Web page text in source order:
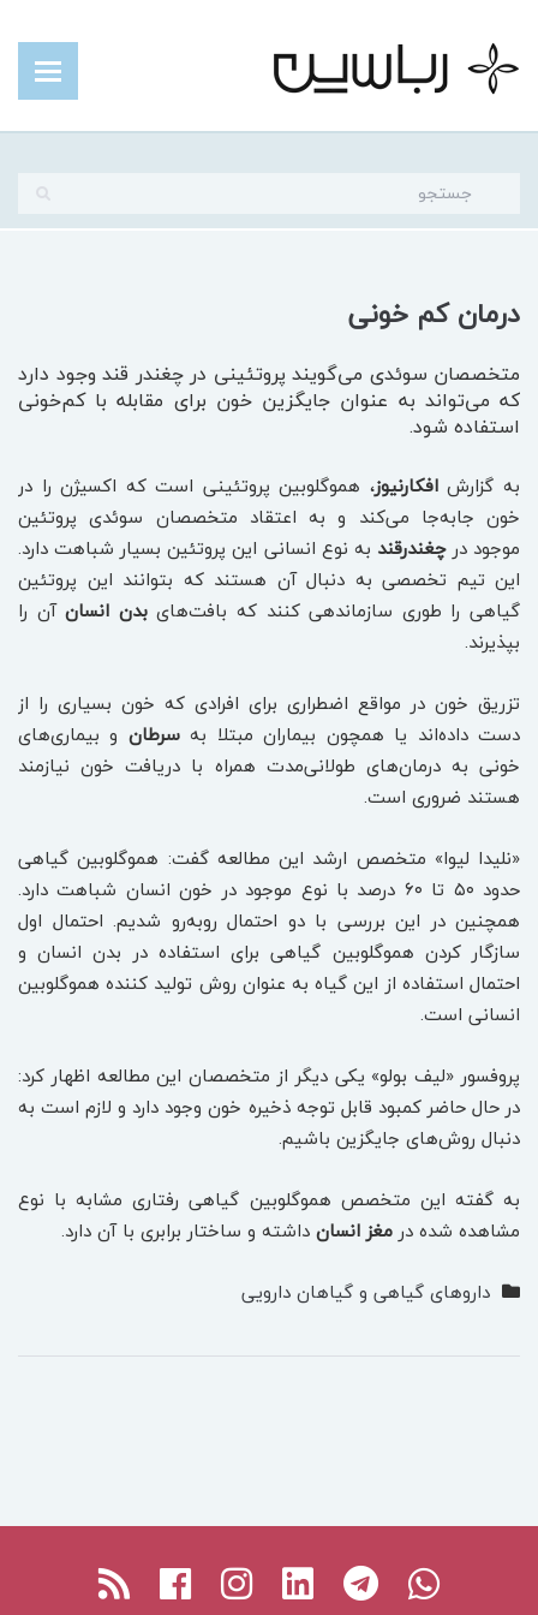
درمان کم خونی
متخصصان سوئدی می‌گویند پروتئینی در چغندر قند وجود دارد
که می‌تواند به عنوان جایگزین خون برای مقابله با کم‌خونی
استفاده شود.
به گزارشافکارنیوز، هموگلوبین پروتئینی است که اکسیژن را در
خون جابه‌جا می‌کند و به اعتقاد متخصصان سوئدی پروتئین
موجود درچغندرقند به نوع انسانی این پروتئین بسیار شباهت دارد.
این تیم تخصصی به دنبال آن هستند که بتوانند این پروتئین
گیاهی را طوری سازماندهی کنند که بافت‌هایبدن انسانآن را
بپذیرند.
تزریق خون در مواقع اضطراری برای افرادی که خون بسیاری را از
دست داده‌اند یا همچون بیماران مبتلا بهسرطان و بیماری‌های
خونی به درمان‌های طولانی‌مدت همراه با دریافت خون نیازمند
هستند ضروری است.
«نلیدا لیوا» متخصص ارشد این مطالعه گفت: هموگلوبین گیاهی
حدود ۵۰ تا ۶۰ درصد با نوع موجود در خون انسان شباهت دارد.
همچنین در این بررسی با دو احتمال روبه‌رو شدیم. احتمال اول
سازگار کردن هموگلوبین گیاهی برای استفاده در بدن انسان و
احتمال استفاده از این گیاه به عنوان روش تولید کننده هموگلوبین
انسانی است.
پروفسور «لیف بولو» یکی دیگر از متخصصان این مطالعه اظهار کرد:
در حال حاضر کمبود قابل توجه ذخیره خون وجود دارد و لازم است به
دنبال روش‌های جایگزین باشیم.
به گفته این متخصص هموگلوبین گیاهی رفتاری مشابه با نوع
مشاهده شده در مغز انسانداشته و ساختار برابری با آن دارد.
داروهای گیاهی و گیاهان دارویی
Whatsapp
Telegram
Linkedin
Instagram
Facebook
RSS